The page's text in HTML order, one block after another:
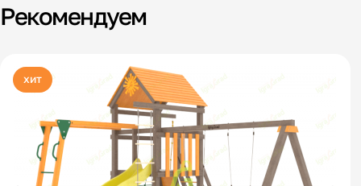
Рекомендуем
хит